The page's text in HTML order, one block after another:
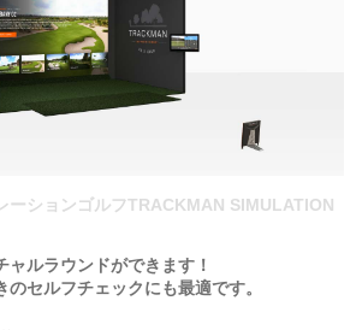
ーションゴルフTRACKMAN SIMULATION
ャルラウンドができます！
セルフチェックにも最適です。